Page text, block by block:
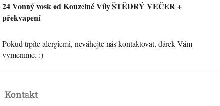
24 Vonný vosk od Kouzelné Víly ŠTĚDRÝ VEČER +
překvapení
Pokud trpíte alergiemi, neváhejte nás kontaktovat, dárek Vám
vyměníme. :)
pKontakt